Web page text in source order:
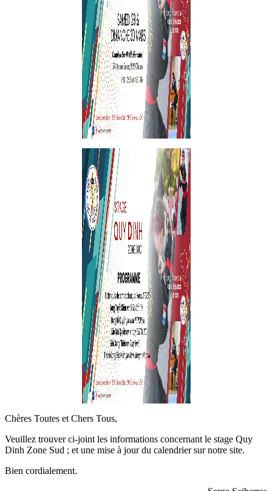
Chères Toutes et Chers Tous,
Veuillez trouver ci-joint les informations concernant le stage Quy
Dinh Zone Sud ; et une mise à jour du calendrier sur notre site.
Bien cordialement.